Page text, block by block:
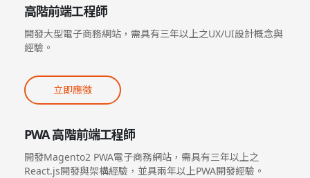
高階前端工程師
開發大型電子商務網站，需具有三年以上之UX/UI設計概念與
經驗。
立即應徵
PWA 高階前端工程師
開發Magento2 PWA電子商務網站，需具有三年以上之
React.js開發與架構經驗，並具兩年以上PWA開發經驗。